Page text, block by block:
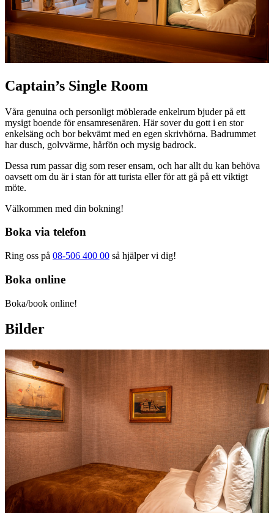
Captain’s Single Room
Våra genuina och personligt möblerade enkelrum bjuder på ett
mysigt boende för ensamresenären. Här sover du gott i en stor
enkelsäng och bor bekvämt med en egen skrivhörna. Badrummet
har dusch, golvvärme, hårfön och mysig badrock.
Dessa rum passar dig som reser ensam, och har allt du kan behöva
oavsett om du är i stan för att turista eller för att gå på ett viktigt
möte.
Välkommen med din bokning!
Boka via telefon
Ring oss på 08-506 400 00 så hjälper vi dig!
Boka online
Boka/book online!
Bilder